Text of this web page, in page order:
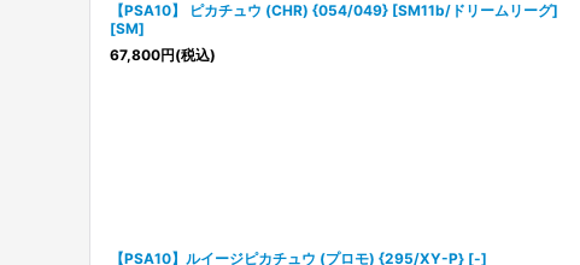
【PSA10】 ピカチュウ (CHR) {054/049} [SM11b/ドリームリーグ]
[SM]
67,800円(税込)
【PSA10】ルイージピカチュウ (プロモ) {295/XY-P} [-]